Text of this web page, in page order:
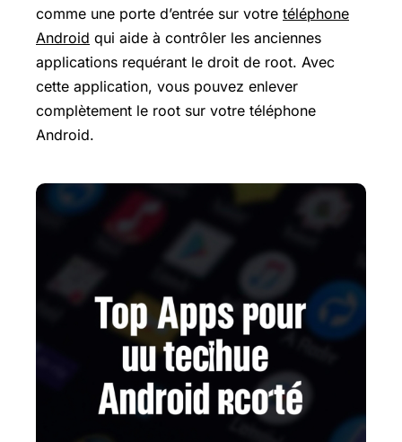
comme une porte d’entrée sur votre téléphone
Android qui aide à contrôler les anciennes
applications requérant le droit de root. Avec
cette application, vous pouvez enlever
complètement le root sur votre téléphone
Android.